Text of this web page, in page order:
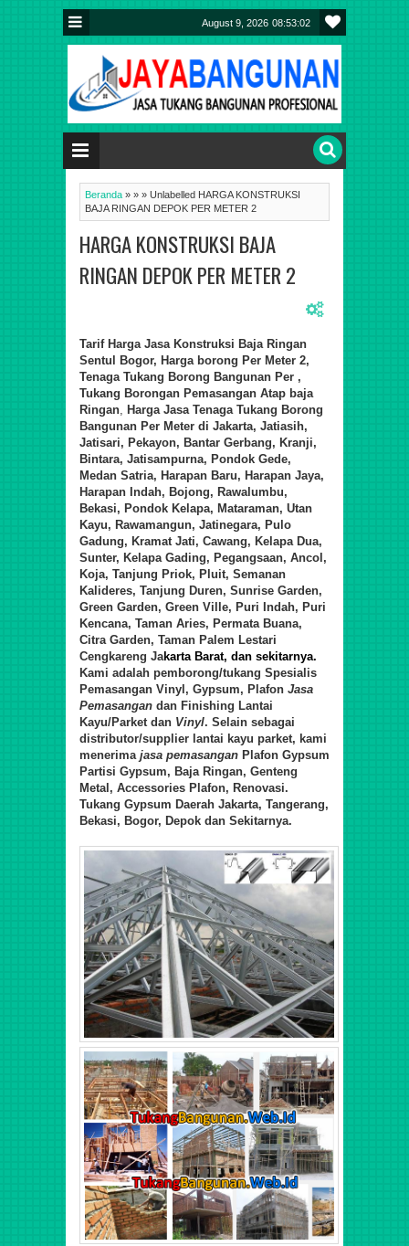
August 9, 2026 08:53:02
Beranda » » Unlabelled
»
HARGA KONSTRUKSI
BAJA RINGAN DEPOK PER METER 2
HARGA KONSTRUKSI BAJA
RINGAN DEPOK PER METER 2
Tarif Harga Jasa Konstruksi Baja Ringan
Sentul Bogor, Harga borong Per Meter 2,
Tenaga Tukang Borong Bangunan Per ,
Tukang Borongan Pemasangan Atap baja
Ringan Harga Jasa Tenaga Tukang Borong
Bangunan Per Meter di Jakarta, Jatiasih,
Jatisari, Pekayon, Bantar Gerbang, Kranji,
Bintara, Jatisampurna, Pondok Gede,
Medan Satria, Harapan Baru, Harapan Jaya,
Harapan Indah, Bojong, Rawalumbu,
Bekasi, Pondok Kelapa, Mataraman, Utan
Kayu, Rawamangun, Jatinegara, Pulo
Gadung, Kramat Jati, Cawang, Kelapa Dua,
Sunter, Kelapa Gading, Pegangsaan, Ancol,
Koja, Tanjung Priok, Pluit, Semanan
Kalideres, Tanjung Duren, Sunrise Garden,
Green Garden, Green Ville, Puri Indah, Puri
Kencana, Taman Aries, Permata Buana,
Citra Garden, Taman Palem Lestari
Cengkareng Jakarta Barat, dan sekitarnya.
Kami adalah pemborong/tukang Spesialis
Pemasangan Vinyl, Gypsum, Plafon Jasa
Pemasangan dan Finishing Lantai
Kayu/Parket dan Vinyl. Selain sebagai
distributor/supplier lantai kayu parket, kami
menerima jasa pemasangan Plafon Gypsum
Partisi Gypsum, Baja Ringan, Genteng
Metal, Accessories Plafon, Renovasi.
Tukang Gypsum Daerah Jakarta, Tangerang,
Bekasi, Bogor, Depok dan Sekitarnya.